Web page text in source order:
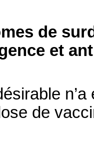
de
et
de